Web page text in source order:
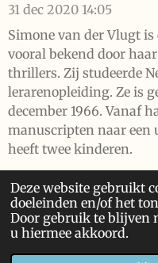
Deze website gebruikt
doeleinden en/of het
Door gebruik te blijven
u hiermee akkoord.
31 dec 2020 14:05
Simone van der Vlugt
vooral bekend door
thrillers. Zij studeerde
lerarenopleiding. Ze is
december 1966. Vanaf
manuscripten naar een
heeft twee kinderen.
Lees meer »